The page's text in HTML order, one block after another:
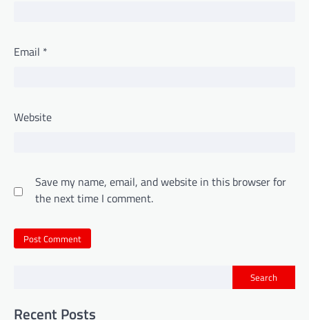
Email *
Website
Save my name, email, and website in this browser for
the next time I comment.
Search
Recent Posts